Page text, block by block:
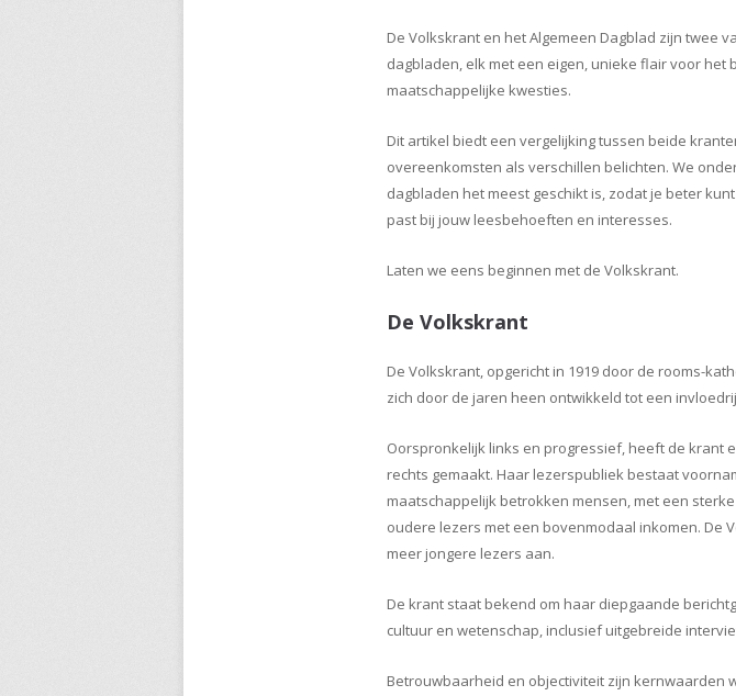
De Volkskrant en het Algemeen Dagblad zijn twee
dagbladen, elk met een eigen, unieke flair voor het
maatschappelijke kwesties.
Dit artikel biedt een vergelijking tussen beide
overeenkomsten als verschillen belichten. We
dagbladen het meest geschikt is, zodat je beter
past bij jouw leesbehoeften en interesses.
Laten we eens beginnen met de Volkskrant.
De Volkskrant
De Volkskrant, opgericht in 1919 door de rooms-
zich door de jaren heen ontwikkeld tot een
Oorspronkelijk links en progressief, heeft de krant
rechts gemaakt. Haar lezerspubliek bestaat
maatschappelijk betrokken mensen, met een
oudere lezers met een bovenmodaal inkomen. De
meer jongere lezers aan.
De krant staat bekend om haar diepgaande
cultuur en wetenschap, inclusief uitgebreide
Betrouwbaarheid en objectiviteit zijn kernwaarden